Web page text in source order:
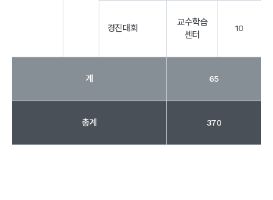
경진대회
교수학습
센터
10
계 65
총계 370